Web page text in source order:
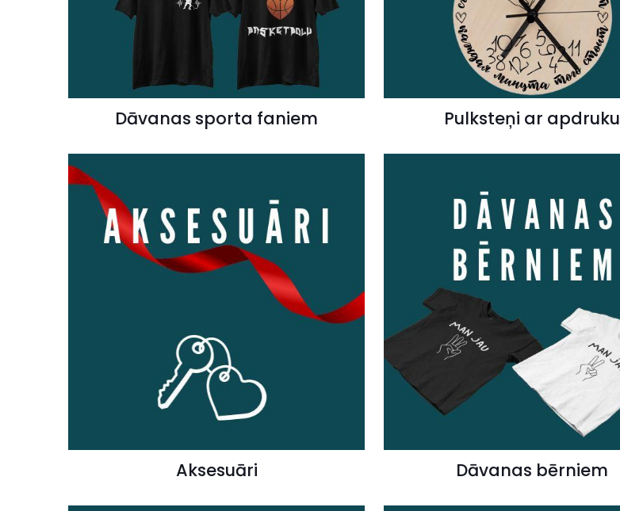
Dāvanas sporta faniem Pulksteņi ar apdruku
Aksesuāri Dāvanas bērniem